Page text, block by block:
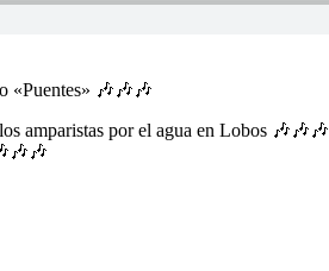
«Puentes» 🎶🎶🎶
amparistas por el agua en Lobos 🎶🎶🎶